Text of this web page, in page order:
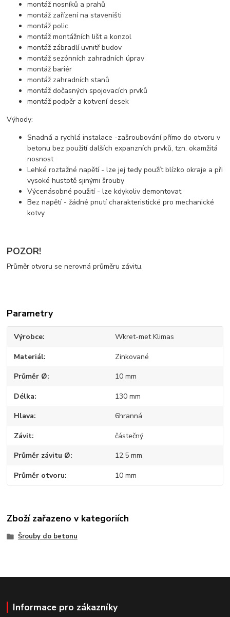
montáž nosníků a prahů
montáž zařízení na staveništi
montáž polic
montáž montážních lišt a konzol
montáž zábradlí uvnitř budov
montáž sezónních zahradních úprav
montáž bariér
montáž zahradních stanů
montáž dočasných spojovacích prvků
montáž podpěr a kotvení desek
Výhody:
Snadná a rychlá instalace -zašroubování přímo do otvoru v
betonu bez použití dalších expanzních prvků, tzn. okamžitá
nosnost
Lehké roztažné napětí - lze jej tedy použít blízko okraje a při
vysoké hustotě sjinými šrouby
Výcenásobné použití - lze kdykoliv demontovat
Bez napětí - žádné pnutí charakteristické pro mechanické
kotvy
POZOR!
Průměr otvoru se nerovná průměru závitu.
Parametry
Výrobce Wkret-met Klimas
Materiál Zinkované
Průměr Ø 10 mm
Délka 130 mm
Hlava 6hranná
Závit částečný
Průměr závitu Ø 12,5 mm
Průměr otvoru 10 mm
Zboží zařazeno v kategoriích
Šrouby do betonu
Informace pro zákazníky